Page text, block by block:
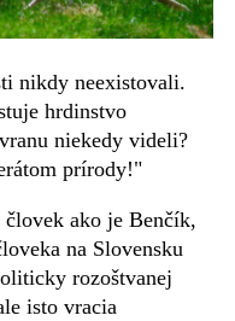
nikdy neexistovali.
hrdinstvo
niekedy videli?
prírody!"
človek ako je Benčík,
na Slovensku
rozoštvanej
isto vracia